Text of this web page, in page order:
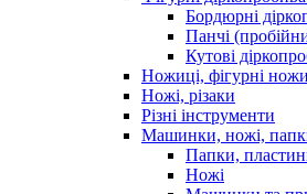
Бордюрні
Панчі
Кутові
Ножиці, фігурні
Ножі, різаки
Різні інструменти
Машинки, ножі,
Папки,
Ножі